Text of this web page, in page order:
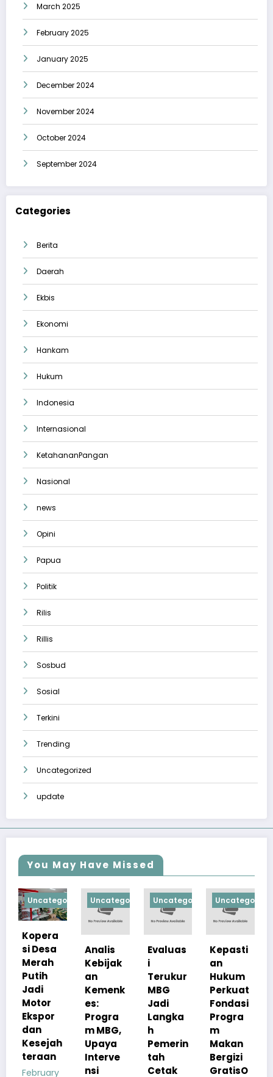
March 2025
February 2025
January 2025
December 2024
November 2024
October 2024
September 2024
Categories
Berita
Daerah
Ekbis
Ekonomi
Hankam
Hukum
Indonesia
Internasional
KetahananPangan
Nasional
news
Opini
Papua
Politik
Rilis
Rillis
Sosbud
Sosial
Terkini
Trending
Uncategorized
update
You May Have Missed
Uncategorized
Analis
Kebijak
an
Kemenk
es:
Progra
m MBG,
Upaya
Interve
nsi
Uncategorized
Evaluas
i
Terukur
MBG
Jadi
Langka
h
Pemerin
tah
Cetak
Uncategorized
Kepasti
Hukum
Perkuat
Fondasi
Progra
Makan
Bergizi
GratisO
Apresia
Pemerin
tah
Pastika
n
s Menu
MBG
Tetap